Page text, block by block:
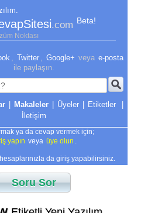
.com Beta!
Noktası
Twitter Google+ veya e-posta
ile paylaşın.
| Makaleler | Üyeler | Etiketler
|
İletişim
ya da cevap vermek için;
yapın veya üye olun
da giriş yapabilirsiniz.
Soru Sor